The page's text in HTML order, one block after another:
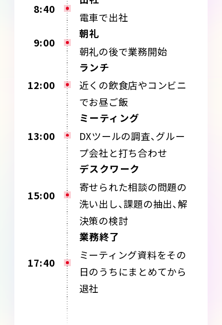
8:40
電車で出社
9:00
朝礼
朝礼の後で業務開始
12:00
ランチ
近くの飲食店やコンビニ
でお昼ご飯
13:00
ミーティング
DXツールの調査、グルー
プ会社と打ち合わせ
15:00
デスクワーク
寄せられた相談の問題の
洗い出し、課題の抽出、解
決策の検討
17:40
業務終了
ミーティング資料をその
日のうちにまとめてから
退社